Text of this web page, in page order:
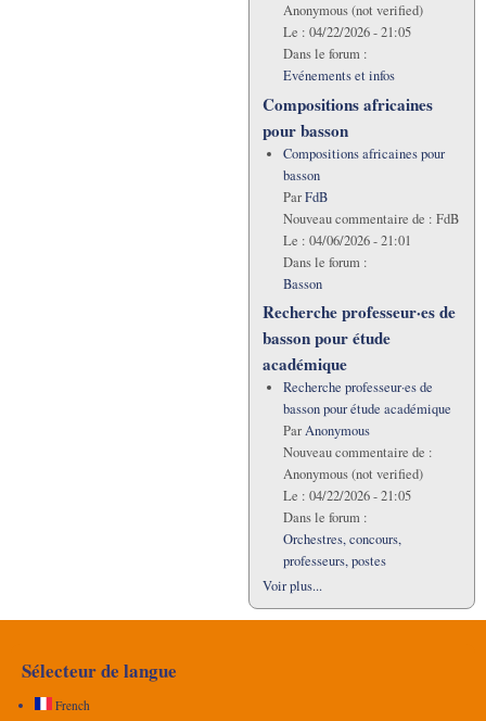
Anonymous (not verified)
Le : 04/22/2026 - 21:05
Dans le forum :
Evénements et infos
Compositions africaines
pour basson
Compositions africaines pour
basson
ParFdB
Nouveau commentaire de : FdB
Le : 04/06/2026 - 21:01
Dans le forum :
Basson
Recherche professeur·es de
basson pour étude
académique
Recherche professeur·es de
basson pour étude académique
ParAnonymous
Nouveau commentaire de :
Anonymous (not verified)
Le : 04/22/2026 - 21:05
Dans le forum :
Orchestres, concours,
professeurs, postes
Voir plus...
Sélecteur de langue
French